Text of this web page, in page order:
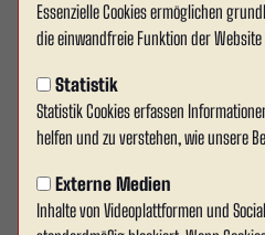
Essenzielle Cookies ermöglichen
die einwandfreie Funktion der
Statistik
Statistik Cookies erfassen
helfen und zu verstehen, wie unsere
Externe Medien
Inhalte von Videoplattformen und
Wersenachwuchs